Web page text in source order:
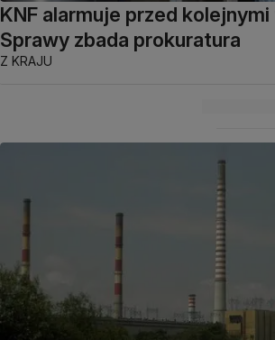
KNF alarmuje przed
Sprawy zbada prokuratura
Z KRAJU